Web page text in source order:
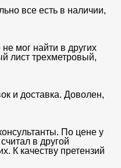
все есть в наличии,
мог найти в других
лист трехметровый,
и доставка. Доволен,
По цене у
в другой
К качеству претензий